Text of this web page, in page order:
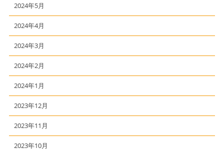
2024年5月
2024年4月
2024年3月
2024年2月
2024年1月
2023年12月
2023年11月
2023年10月